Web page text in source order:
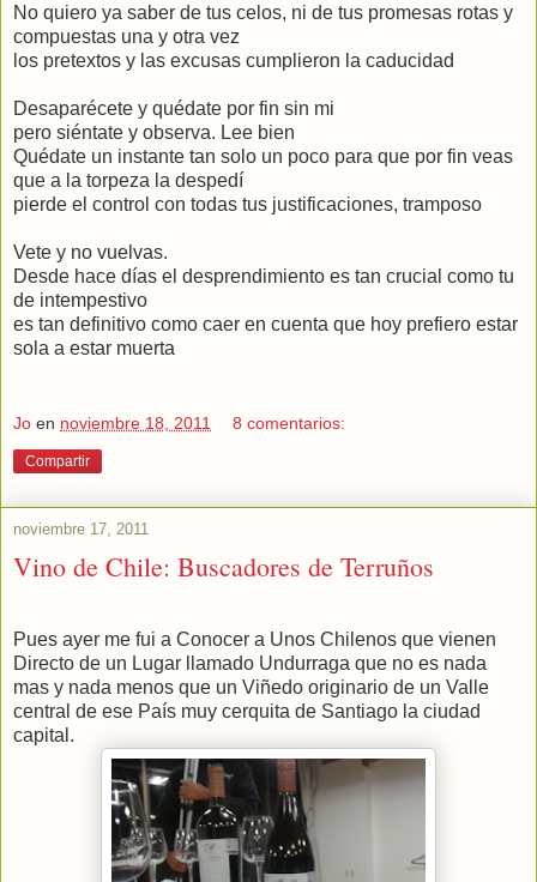
No quiero ya saber de tus celos, ni de tus promesas rotas y
compuestas una y otra vez
los pretextos y las excusas cumplieron la caducidad
Desaparécete y quédate por fin sin mi
pero siéntate y observa. Lee bien
Quédate un instante tan solo un poco para que por fin veas
que a la torpeza la despedí
pierde el control con todas tus justificaciones, tramposo
Vete y no vuelvas.
Desde hace días el desprendimiento es tan crucial como tu
de intempestivo
es tan definitivo como caer en cuenta que hoy prefiero estar
sola a estar muerta
Jo en noviembre 18, 2011 8 comentarios:
Compartir
noviembre 17, 2011
Vino de Chile: Buscadores de Terruños
Pues ayer me fui a Conocer a Unos Chilenos que vienen
Directo de un Lugar llamado Undurraga que no es nada
mas y nada menos que un Viñedo originario de un Valle
central de ese País muy cerquita de Santiago la ciudad
capital.